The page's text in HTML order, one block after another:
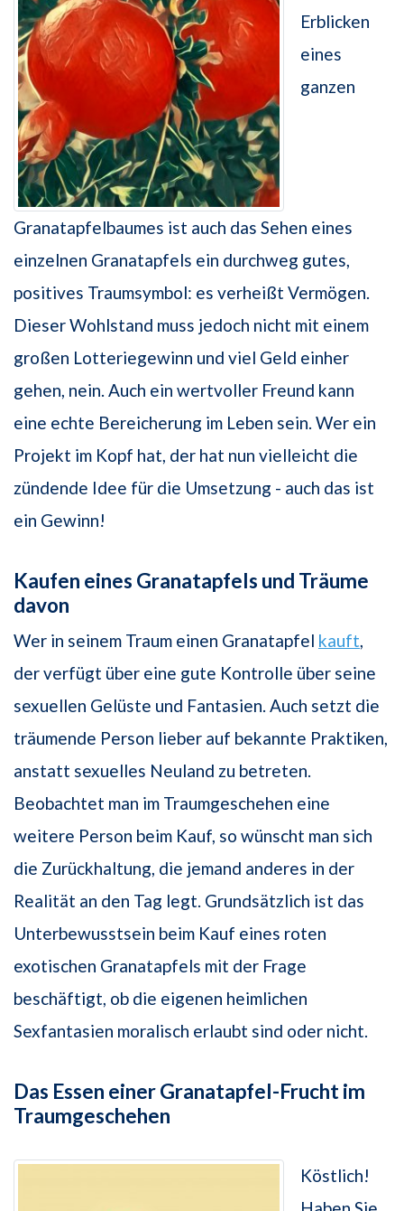
Erblicken
eines
ganzen
Granatapfelbaumes ist auch das Sehen eines
einzelnen Granatapfels ein durchweg gutes,
positives Traumsymbol: es verheißt Vermögen.
Dieser Wohlstand muss jedoch nicht mit einem
großen Lotteriegewinn und viel Geld einher
gehen, nein. Auch ein wertvoller Freund kann
eine echte Bereicherung im Leben sein. Wer ein
Projekt im Kopf hat, der hat nun vielleicht die
zündende Idee für die Umsetzung - auch das ist
ein Gewinn!
Kaufen eines Granatapfels und Träume
davon
Wer in seinem Traum einen Granatapfel kauft
der verfügt über eine gute Kontrolle über seine
sexuellen Gelüste und Fantasien. Auch setzt die
träumende Person lieber auf bekannte Praktiken,
anstatt sexuelles Neuland zu betreten.
Beobachtet man im Traumgeschehen eine
weitere Person beim Kauf, so wünscht man sich
die Zurückhaltung, die jemand anderes in der
Realität an den Tag legt. Grundsätzlich ist das
Unterbewusstsein beim Kauf eines roten
exotischen Granatapfels mit der Frage
beschäftigt, ob die eigenen heimlichen
Sexfantasien moralisch erlaubt sind oder nicht.
Das Essen einer Granatapfel-Frucht im
Traumgeschehen
Köstlich!